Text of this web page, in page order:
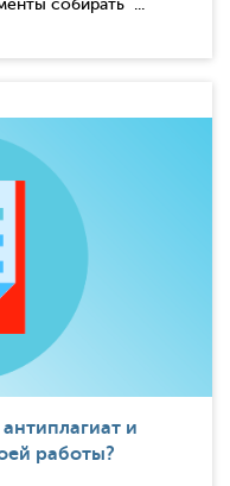
собирать ...
и
работы?